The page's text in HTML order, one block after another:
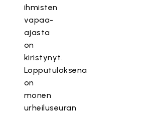
ihmisten
vapaa-
ajasta
on
kiristynyt.
Lopputuloksena
on
monen
urheiluseuran